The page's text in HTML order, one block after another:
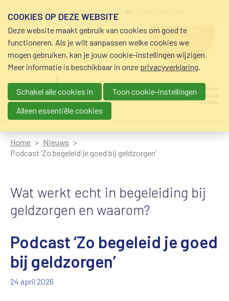
schuldhulp • sociaal krediet •
budgetbeheer • beschermingsbewind
hulp nodig
bij geldzorgen?
0800-8115.nl
Main navigation
Home
Nieuws
Podcast ‘Zo begeleid je goed bij geldzorgen’
Wat werkt echt in begeleiding bij
geldzorgen en waarom?
Podcast ‘Zo begeleid je goed
bij geldzorgen’
24 april 2026
COOKIES OP DEZE WEBSITE
Deze website maakt gebruik van cookies om goed te
functioneren. Als je wilt aanpassen welke cookies we
mogen gebruiken, kan je jouw cookie-instellingen wijzigen.
Meer informatie is beschikbaar in onze privacyverklaring.
Schakel alle cookies in
Toon cookie-instellingen
Alleen essentiële cookies